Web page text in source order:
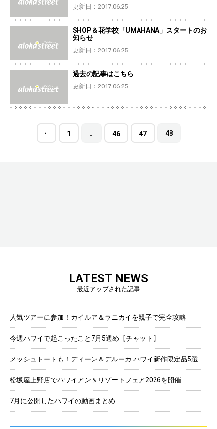
更新日：2017.06.25
SHOP＆花学校「UMAHANA」スタートのお
知らせ
更新日：2017.06.25
過去の記事はこちら
更新日：2017.06.25
1 … 46 47 48
LATEST NEWS
最近アップされた記事
人気ツアーに参加！カイルア＆ラニカイを親子で完全攻略
今週ハワイで起こったこと7月5週め【チャット】
メッシュトートも！ディーン＆デルーカ ハワイ新作限定品5選
松坂屋上野店でハワイアン＆リゾートフェア2026を開催
7月に公開したハワイの動画まとめ